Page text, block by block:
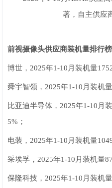
前视摄像头供应商装机量排行榜
博世，2025年1-10月装机量
舜宇智领，2025年1-10月装机
比亚迪半导体，2025年1-10月
5%；
电装，2025年1-10月装机量
采埃孚，2025年1-10月装机量
保隆科技，2025年1-10月装机